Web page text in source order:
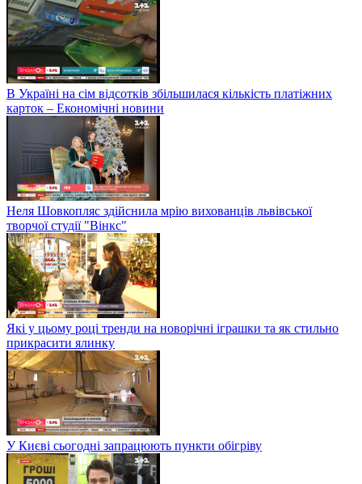
В Україні на сім відсотків збільшилася кількість платіжних
карток – Економічні новини
Неля Шовкопляс здійснила мрію вихованців львівської
творчої студії "Вінкс"
Які у цьому році тренди на новорічні іграшки та як стильно
прикрасити ялинку
У Києві сьогодні запрацюють пункти обігріву